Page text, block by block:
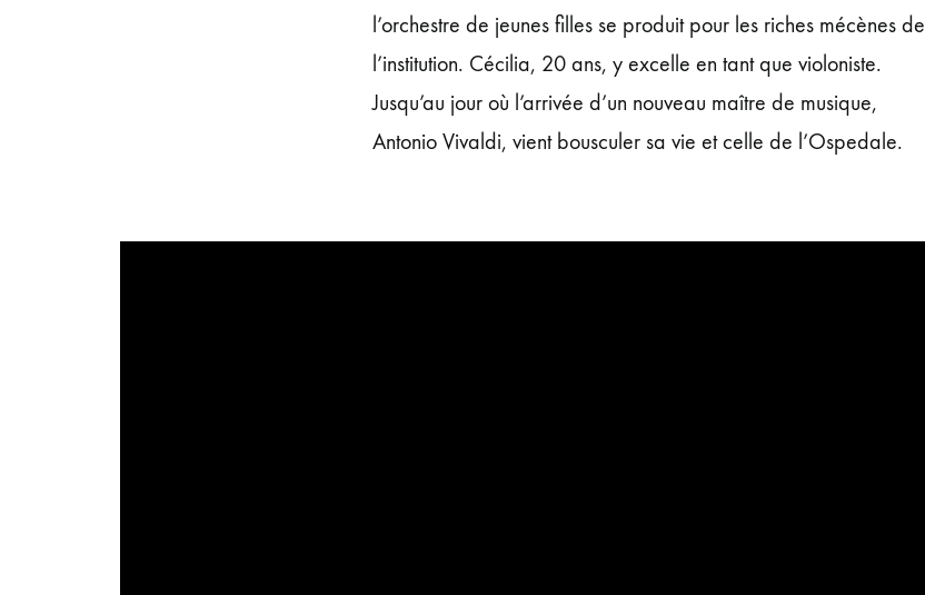
l’orchestre de jeunes filles se produit pour les riches mécènes de
l’institution. Cécilia, 20 ans, y excelle en tant que violoniste.
Jusqu’au jour où l’arrivée d’un nouveau maître de musique,
Antonio Vivaldi, vient bousculer sa vie et celle de l’Ospedale.